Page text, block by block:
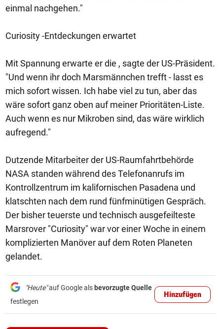
einmal nachgehen."
Curiosity -Entdeckungen erwartet
Mit Spannung erwarte er die , sagte der US-Präsident.
"Und wenn ihr doch Marsmännchen trefft - lasst es
mich sofort wissen. Ich habe viel zu tun, aber das
wäre sofort ganz oben auf meiner Prioritäten-Liste.
Auch wenn es nur Mikroben sind, das wäre wirklich
aufregend."
Dutzende Mitarbeiter der US-Raumfahrtbehörde
NASA standen während des Telefonanrufs im
Kontrollzentrum im kalifornischen Pasadena und
klatschten nach dem rund fünfminütigen Gespräch.
Der bisher teuerste und technisch ausgefeilteste
Marsrover "Curiosity" war vor einer Woche in einem
komplizierten Manöver auf dem Roten Planeten
gelandet.
"Heute"auf Google als bevorzugte Quelle
festlegen
Hinzufügen